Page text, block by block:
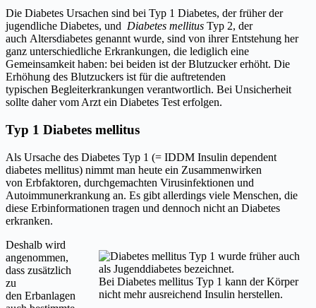
Die Diabetes Ursachen sind bei Typ 1 Diabetes, der früher der
jugendliche Diabetes, und Diabetes mellitus Typ 2, der
auch Altersdiabetes genannt wurde, sind von ihrer Entstehung her
ganz unterschiedliche Erkrankungen, die lediglich eine
Gemeinsamkeit haben: bei beiden ist der Blutzucker erhöht. Die
Erhöhung des Blutzuckers ist für die auftretenden
typischen Begleiterkrankungen verantwortlich. Bei Unsicherheit
sollte daher vom Arzt ein Diabetes Test erfolgen.
Typ 1 Diabetes mellitus
Als Ursache des Diabetes Typ 1 (= IDDM Insulin dependent
diabetes mellitus) nimmt man heute ein Zusammenwirken
von Erbfaktoren, durchgemachten Virusinfektionen und
Autoimmunerkrankung an. Es gibt allerdings viele Menschen, die
diese Erbinformationen tragen und dennoch nicht an Diabetes
erkranken.
Bei Diabetes mellitus Typ 1 kann der Körper
nicht mehr ausreichend Insulin herstellen.
Deshalb wird
angenommen,
dass zusätzlich
zu
den Erbanlagen